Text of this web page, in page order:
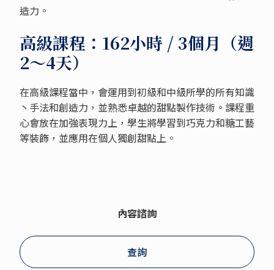
造力。
高級課程：162小時 / 3個月（週
2～4天）
在高級課程當中，會運用到初級和中級所學的所有知識
丶手法和創造力，並熟悉卓越的甜點製作技術。課程重
心會放在加強表現力上，學生將學習到巧克力和糖工藝
等裝飾，並應用在個人獨創甜點上。
內容諮詢
查詢